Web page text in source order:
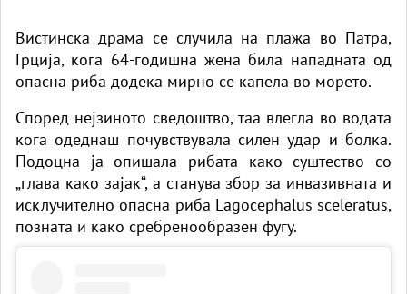
Вистинска драма се случила на плажа во Патра,
Грција, кога 64-годишна жена била нападната од
опасна риба додека мирно се капела во морето.
Според нејзиното сведоштво, таа влегла во водата
кога одеднаш почувствувала силен удар и болка.
Подоцна ја опишала рибата како суштество со
„глава како зајак“, а станува збор за инвазивната и
исклучително опасна риба Lagocephalus sceleratus,
позната и како сребренообразен фугу.